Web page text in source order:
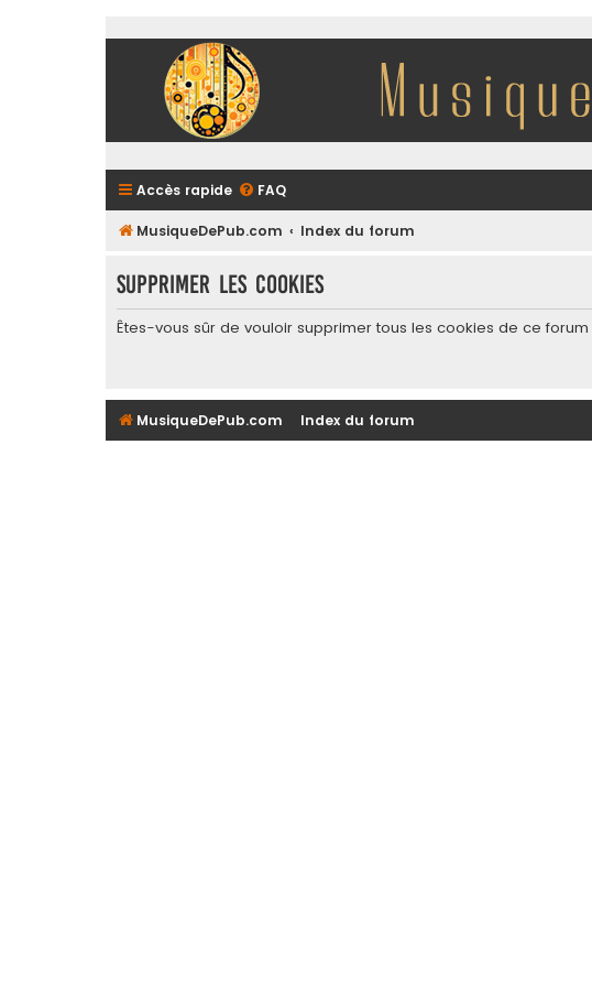
Accès rapide FAQ
MusiqueDePub.com Index du forum
Supprimer les cookies
Êtes-vous sûr de vouloir supprimer tous les cookies de ce forum
MusiqueDePub.com Index du forum